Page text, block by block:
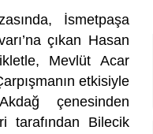
İsmetpaşa
çıkan Hasan
Mevlüt Acar
etkisiyle
çenesinden
tarafından Bilecik